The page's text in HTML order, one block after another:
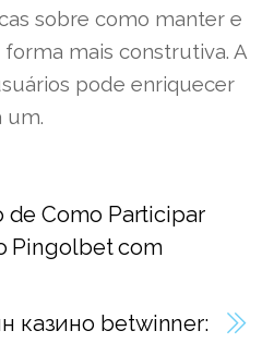
sobre como manter e
mais construtiva. A
pode enriquecer
um.
de Como Participar
Pingolbet com
казино betwinner: